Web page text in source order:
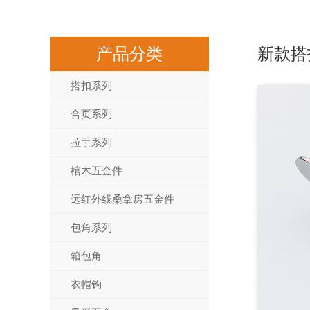
产品分类
搭扣系列
合页系列
拉手系列
棺木五金件
远红外线桑拿房五金件
包角系列
箱包角
衣帽钩
新款